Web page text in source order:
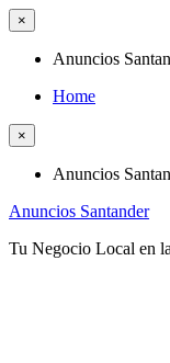
×
Anuncios
Home
×
Anuncios
Anuncios Santander
Tu Negocio Local en